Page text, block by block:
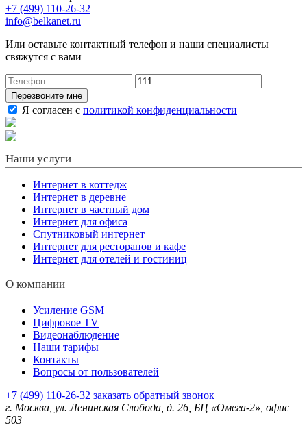
+7 (499) 110-26-32
info@belkanet.ru
Или оставьте контактный телефон и наши специалисты
свяжутся с вами
Перезвоните мне
Я согласен с политикой конфиденциальности
Наши услуги
Интернет в коттедж
Интернет в деревне
Интернет в частный дом
Интернет для офиса
Спутниковый интернет
Интернет для ресторанов и кафе
Интернет для отелей и гостиниц
О компании
Усиление GSM
Цифровое TV
Видеонаблюдение
Наши тарифы
Контакты
Вопросы от пользователей
+7 (499) 110-26-32 заказать обратный звонок
г. Москва, ул. Ленинская Слобода, д. 26, БЦ «Омега-2», офис
503